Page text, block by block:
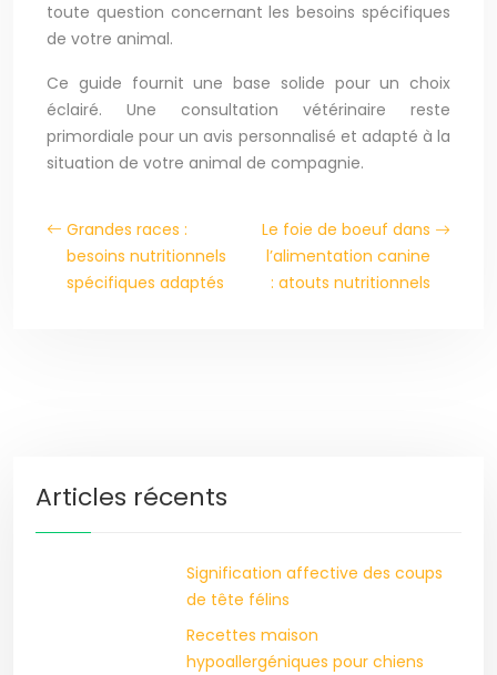
toute question concernant les besoins spécifiques
de votre animal.
Ce guide fournit une base solide pour un choix
éclairé. Une consultation vétérinaire reste
primordiale pour un avis personnalisé et adapté à la
situation de votre animal de compagnie.
Grandes races :
besoins nutritionnels
spécifiques adaptés
Le foie de boeuf dans
l’alimentation canine
: atouts nutritionnels
Articles récents
Signification affective des coups
de tête félins
Recettes maison
hypoallergéniques pour chiens